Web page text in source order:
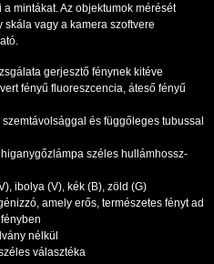
mintákat. Az objektumok mérését
vagy a kamera szoftvere
gerjesztő fénynek kitéve
fényű fluoreszcencia, áteső fényű
és függőleges tubussal
széles hullámhossz-
ibolya (V), kék (B), zöld (G)
amely erős, természetes fényt ad
nélkül
választéka